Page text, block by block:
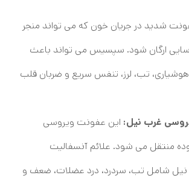
شدید در جریان خون که می تواند منجر
ارگان شود. سپسیس می تواند باعث
تب، لرز، تنفس سریع و ضربان قلب
غرب نیل: این عفونت ویروسی
منتقل می شود. علائم آنسفالیت
شامل تب، سردرد، درد عضلات، ضعف و